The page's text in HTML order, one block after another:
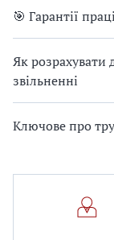
🎯 Гарантії
Як розрахувати
звільненні
Ключове про